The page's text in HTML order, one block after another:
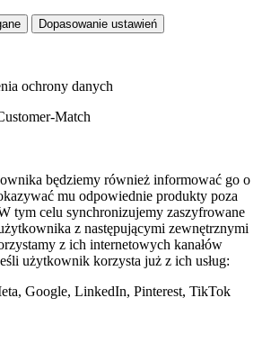
Dopasowanie ustawień
ochrony danych
Match
będziemy również informować go o
mu odpowiednie produkty poza
tym celu synchronizujemy zaszyfrowane
z następującymi zewnętrznymi
z ich internetowych kanałów
użytkownik korzysta już z ich usług:
Google, LinkedIn, Pinterest, TikTok